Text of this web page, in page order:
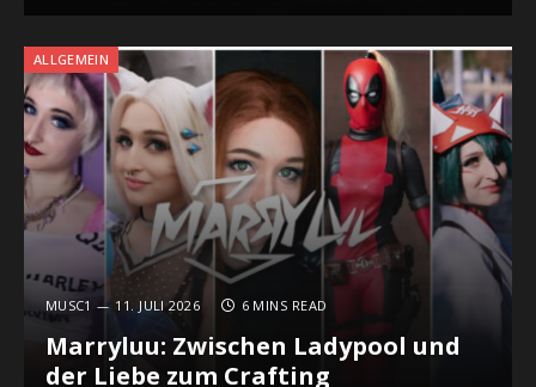
ALLGEMEIN
MUSC1 11. JULI 2026 6 MINS READ
Marryluu: Zwischen Ladypool und
der Liebe zum Crafting